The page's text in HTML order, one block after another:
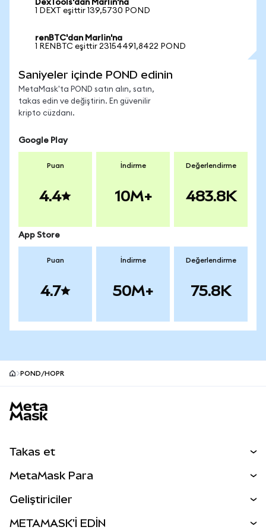
DexTools'dan Marlin'na
1 DEXT eşittir 139,5730 POND
renBTC'dan Marlin'na
1 RENBTC eşittir 23154491,8422 POND
Saniyeler içinde POND edinin
MetaMask'ta POND satın alın, satın,
takas edin ve değiştirin. En güvenilir
kripto cüzdanı.
Google Play
Puan
4.4
İndirme
10M+
Değerlendirme
483.8K
App Store
Puan
4.7
İndirme
50M+
Değerlendirme
75.8K
POND/HOPR
Takas et
Perps
MetaMask Para
Geliştiriciler
METAMASK'İ EDİN